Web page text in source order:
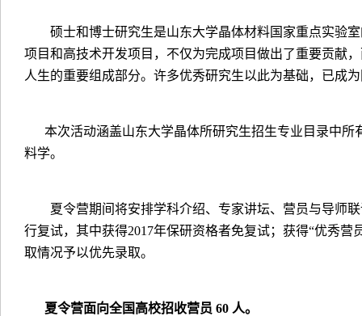
硕士和博士研究生是山东大学晶体材料国家重点实验
项目和高技术开发项目，不仅为完成项目做出了重要贡献
人生的重要组成部分。许多优秀研究生以此为基础，已成
本次活动涵盖山东大学晶体所研究生招生专业目录中
料学。
夏令营期间将安排学科介绍、专家讲坛、营员与导师
行复试，其中获得2017年保研资格者免复试；获得“优秀营
取情况予以优先录取。
夏令营面向全国高校招收营员 60 人。